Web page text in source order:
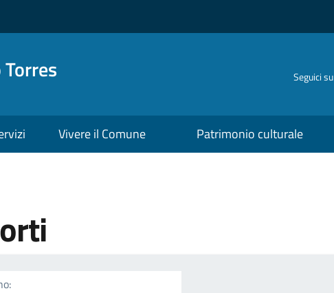
Seguici su
Vivere il Comune Patrimonio culturale